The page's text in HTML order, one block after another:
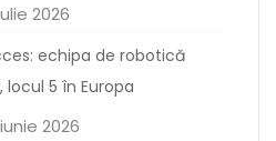
2026
echipa de robotică
locul 5 în Europa
2026